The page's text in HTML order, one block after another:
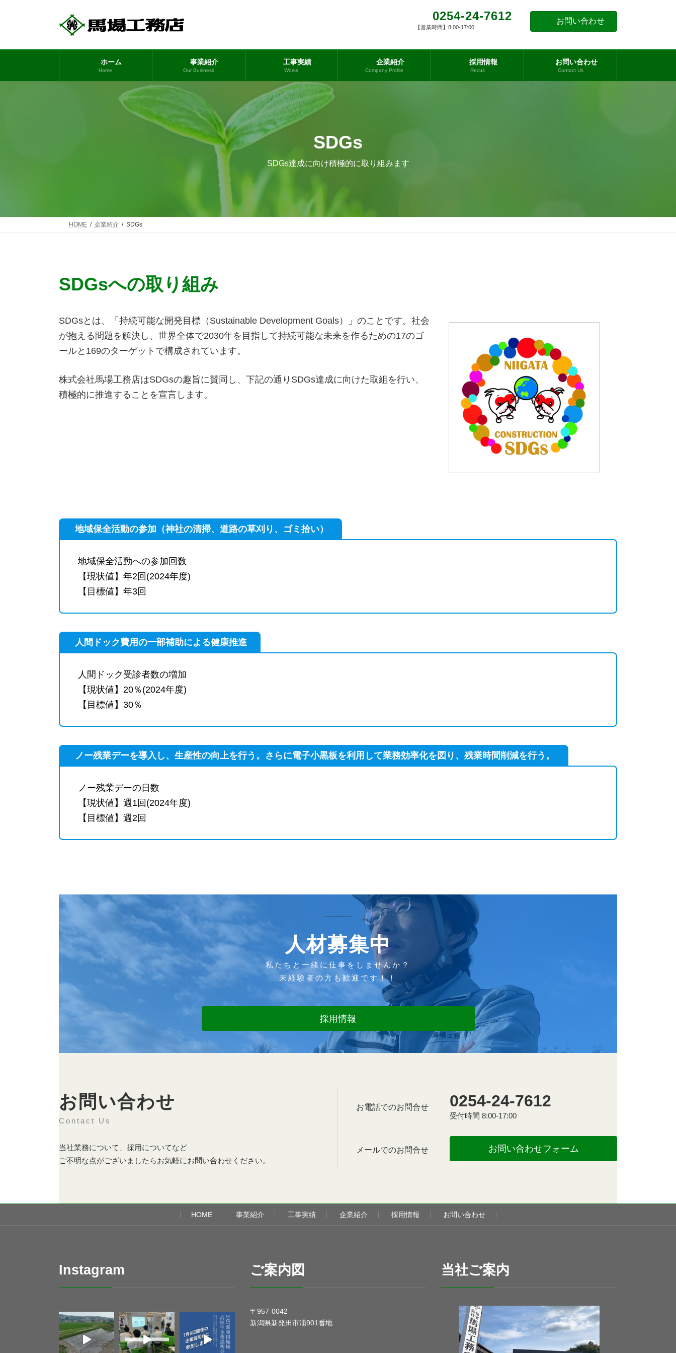
0254-24-7612
【営業時間】8:00-17:00
お問い合わせ
ホーム
Home
事業紹介
Our Business
工事実績
Works
企業紹介
Company Profile
採用情報
Recuit
お問い合わせ
Contact Us
SDGs
SDGs達成に向け積極的に取り組みます
HOME 企業紹介 SDGs
SDGsへの取り組み
SDGsとは、「持続可能な開発目標（Sustainable Development Goals）」のことです。社会
が抱える問題を解決し、世界全体で2030年を目指して持続可能な未来を作るための17のゴ
ールと169のターゲットで構成されています。
株式会社馬場工務店はSDGsの趣旨に賛同し、下記の通りSDGs達成に向けた取組を行い、
積極的に推進することを宣言します。
地域保全活動の参加（神社の清掃、道路の草刈り、ゴミ拾い）
地域保全活動への参加回数
【現状値】年2回(2024年度)
【目標値】年3回
人間ドック費用の一部補助による健康推進
人間ドック受診者数の増加
【現状値】20％(2024年度)
【目標値】30％
ノー残業デーを導入し、生産性の向上を⾏う。さらに電子小黒板を利用して業務効率化を図り、残業時間削減を行う。
ノー残業デーの日数
【現状値】週1回(2024年度)
【目標値】週2回
人材募集中
私たちと一緒に仕事をしませんか？
未経験者の方も歓迎です！！
採用情報
お問い合わせ
Contact Us
当社業務について、採用についてなど
ご不明な点がございましたらお気軽にお問い合わせください。
お電話でのお問合せ 0254-24-7612
受付時間 8:00-17:00
メールでのお問合せ お問い合わせフォーム
HOME 事業紹介 工事実績 企業紹介 採用情報 お問い合わせ
Instagram ご案内図
〒957-0042
新潟県新発田市浦901番地
当社ご案内